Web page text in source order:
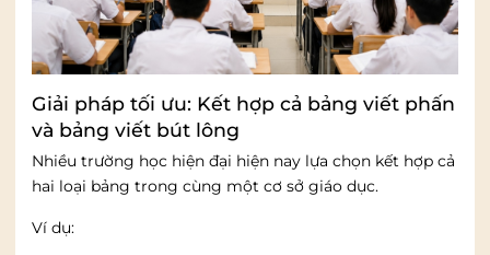
Giải pháp tối ưu: Kết hợp cả bảng viết phấn
và bảng viết bút lông
Nhiều trường học hiện đại hiện nay lựa chọn kết hợp cả
hai loại bảng trong cùng một cơ sở giáo dục.
Ví dụ: